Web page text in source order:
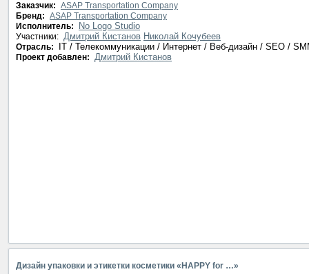
Заказчик: ASAP Transportation Company
Бренд: ASAP Transportation Company
Исполнитель:
No Logo Studio
Участники: Дмитрий Кистанов Николай Кочубеев
Отрасль: IT / Телекоммуникации / Интернет / Веб-дизайн / SEO /
Проект добавлен: Дмитрий Кистанов
Дизайн упаковки и этикетки косметики «HAPPY for …»